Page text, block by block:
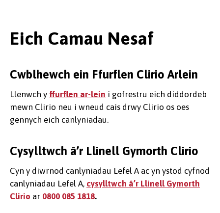
Eich Camau Nesaf
Cwblhewch ein Ffurflen Clirio Arlein
Llenwch y ffurflen ar-lein i gofrestru eich diddordeb
mewn Clirio neu i wneud cais drwy Clirio os oes
gennych eich canlyniadau.
Cysylltwch â’r Llinell Gymorth Clirio
Cyn y diwrnod canlyniadau Lefel A ac yn ystod cyfnod
canlyniadau Lefel A, cysylltwch â’r Llinell Gymorth
Clirio ar 0800 085 1818.